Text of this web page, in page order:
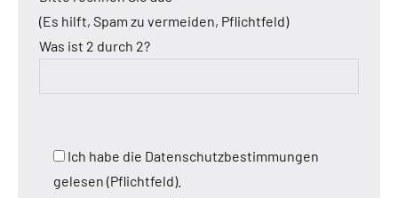
(Es hilft, Spam zu vermeiden, Pflichtfeld)
Was ist 2 durch 2?
Ich habe die Datenschutzbestimmungen
gelesen (Pflichtfeld).